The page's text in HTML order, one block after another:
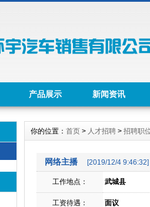
产品展示 新闻资讯
你的位置： 首页 > 人才招聘 > 招聘职
网络主播 [2019/12/4 9:46:32]
工作地点： 武城县
工资待遇： 面议